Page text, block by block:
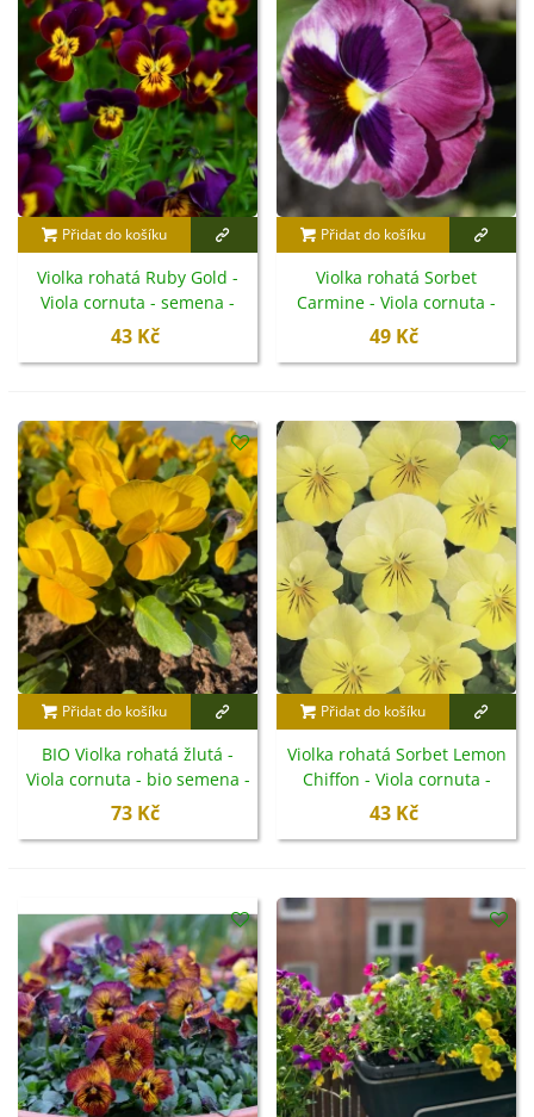
Přidat do košíku
Violka rohatá Ruby Gold -
Viola cornuta - semena -
20 ks
43 Kč
Přidat do košíku
Violka rohatá Sorbet
Carmine - Viola cornuta -
semena - 20 ks
49 Kč
Přidat do košíku
BIO Violka rohatá žlutá -
Viola cornuta - bio semena -
20 ks
73 Kč
Přidat do košíku
Violka rohatá Sorbet Lemon
Chiffon - Viola cornuta -
semena - 20 ks
43 Kč